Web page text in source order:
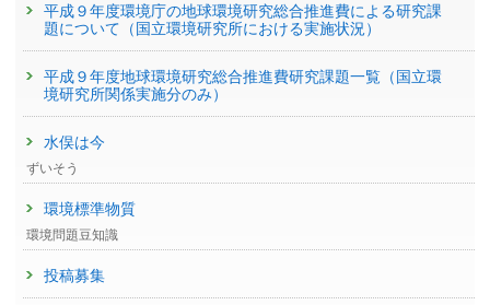
平成９年度環境庁の地球環境研究総合推進費による研究課
題について（国立環境研究所における実施状況）
平成９年度地球環境研究総合推進費研究課題一覧（国立環
境研究所関係実施分のみ）
水俣は今
ずいそう
環境標準物質
環境問題豆知識
投稿募集